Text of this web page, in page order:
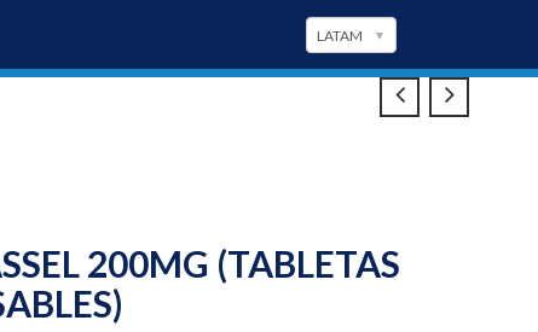
200MG (TABLETAS